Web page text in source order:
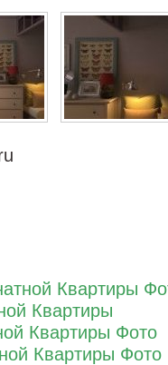
Квартиры
Квартиры
Квартиры Фото
Квартиры Фото